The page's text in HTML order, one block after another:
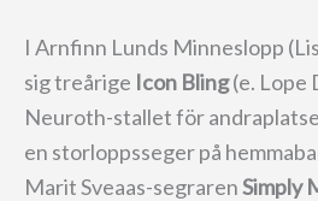
I Arnfinn Lunds Minneslopp
sig treårige Icon Bling(e. Lope
Neuroth-stallet för
en storloppsseger på
Marit Sveaas-segrarenSimply